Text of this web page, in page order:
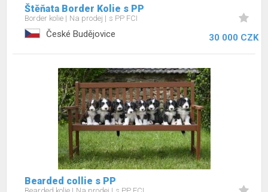
Štěňata Border Kolie s PP
Border kolie Na prodej s PP FCI
České Budějovice 30 000 CZK
Bearded collie s PP